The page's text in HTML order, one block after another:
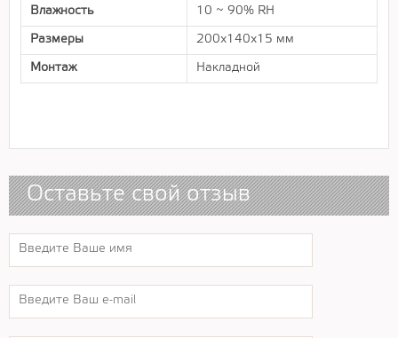
Влажность 10 ~ 90% RH
Размеры 200x140x15 мм
Монтаж Накладной
Оставьте свой отзыв